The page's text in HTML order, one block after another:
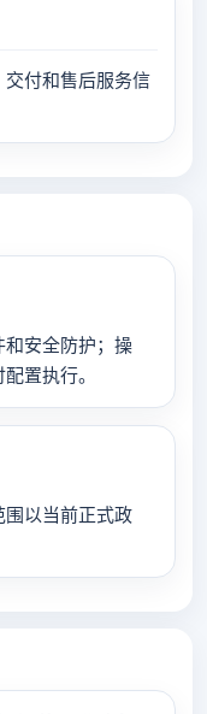
付和售后服务信
安全防护；操
置执行。
围以当前正式政